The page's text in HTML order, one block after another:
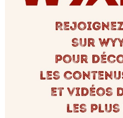
votre établissement ?
LeDivinum dit :
Bonjour Pascal,
l’entrée n’est pas possible en